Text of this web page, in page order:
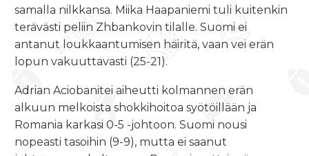
samalla nilkkansa. Miika Haapaniemi tuli kuitenkin
terävästi peliin Zhbankovin tilalle. Suomi ei
antanut loukkaantumisen häiritä, vaan vei erän
lopun vakuuttavasti (25-21).
Adrian Aciobanitei aiheutti kolmannen erän
alkuun melkoista shokkihoitoa syötöillään ja
Romania karkasi 0-5 -johtoon. Suomi nousi
nopeasti tasoihin (9-9), mutta ei saanut